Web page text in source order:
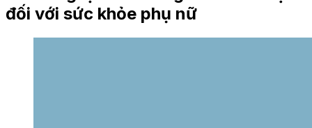
đối với sức khỏe phụ nữ